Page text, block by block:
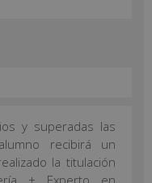
y superadas las
recibirá un
la titulación
+ Experto en